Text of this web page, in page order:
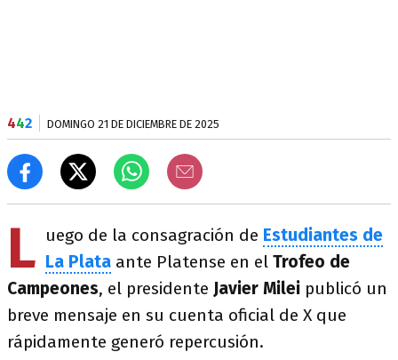
442 DOMINGO 21 DE DICIEMBRE DE 2025
L uego de la consagración de Estudiantes de
La Plata ante Platense en el Trofeo de
Campeones, el presidente Javier Milei publicó un
breve mensaje en su cuenta oficial de X que
rápidamente generó repercusión.